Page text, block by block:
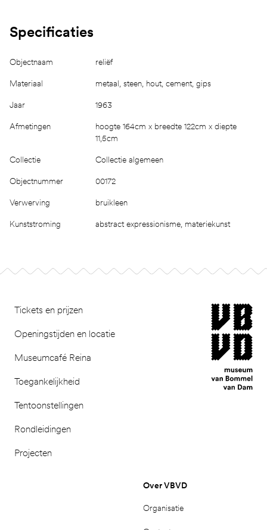
Specificaties
Objectnaam reliëf
Materiaal metaal, steen, hout, cement, gips
Jaar 1963
Afmetingen
hoogte 164cm x breedte 122cm x diepte
11,5cm
Collectie Collectie algemeen
Objectnummer 00172
Verwerving bruikleen
Kunststroming abstract expressionisme, materiekunst
Tickets en prijzen
Openingstijden en locatie
Museumcafé Reina
Toegankelijkheid
Tentoonstellingen
Rondleidingen
Projecten
museum van
Over VBVD
Organisatie